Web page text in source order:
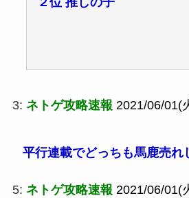
3: ネトゲ攻略速報 2021/06/01(
平行連載でどっちも馬鹿売れ
5: ネトゲ攻略速報 2021/06/01(